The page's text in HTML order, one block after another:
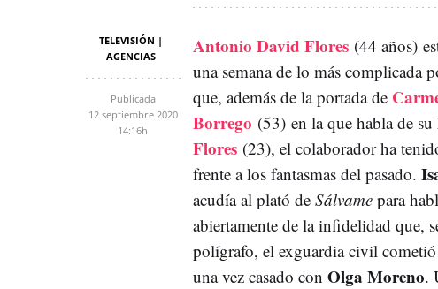
TELEVISIÓN |
AGENCIAS
Publicada
12 septiembre 2020
14:16h
Antonio David Flores (44 años)
una semana de lo más complicada
que, además de la portada de
Borrego (53) en la que habla de su
Flores (23), el colaborador ha
frente a los fantasmas del pasado.
acudía al plató de Sálvame para
abiertamente de la infidelidad que,
polígrafo, el exguardia civil cometió
una vez casado con Olga Moreno.